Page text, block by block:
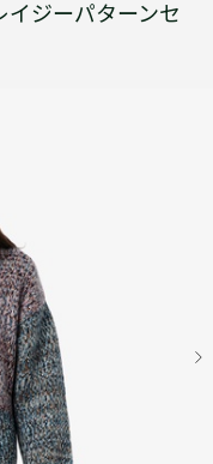
ジーパターンセ